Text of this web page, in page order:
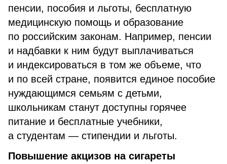
пенсии, пособия и льготы, бесплатную
медицинскую помощь и образование
по российским законам. Например, пенсии
и надбавки к ним будут выплачиваться
и индексироваться в том же объеме, что
и по всей стране, появится единое пособие
нуждающимся семьям с детьми,
школьникам станут доступны горячее
питание и бесплатные учебники,
а студентам — стипендии и льготы.
Повышение акцизов на сигареты